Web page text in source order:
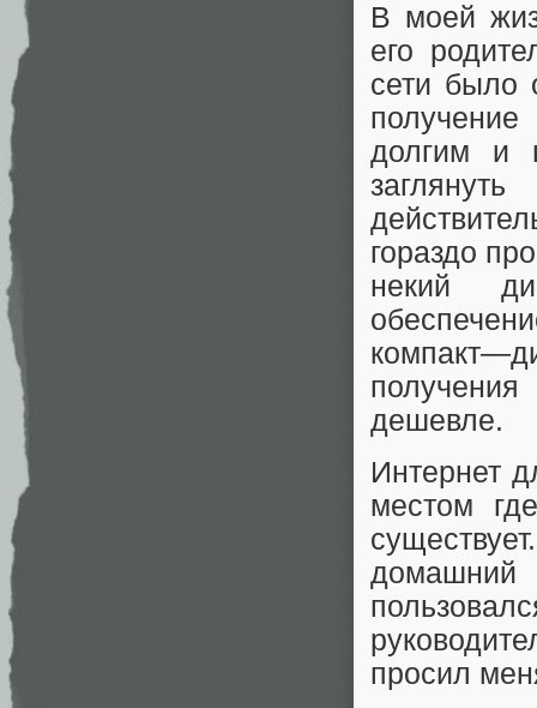
В моей
его
сети было
долгим и
гораздо
некий
дешевле.
Интернет
местом
домашний
просил